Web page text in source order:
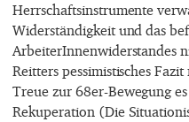
Herrschaftsinstrumente
Widerständigkeit und das
ArbeiterInnenwiderstandes
Reitters pessimistisches
Treue zur 68er-Bewegung
Rekuperation (Die